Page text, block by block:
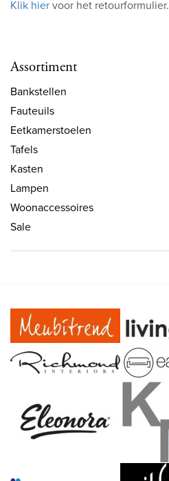
Assortiment
Bankstellen
Fauteuils
Eetkamerstoelen
Tafels
Kasten
Lampen
Woonaccessoires
Sale
Klik hiervoor het retourformulier.